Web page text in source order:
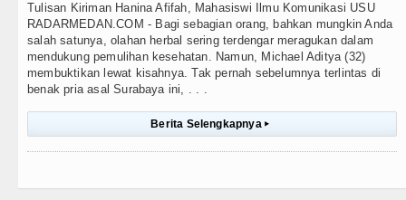
Tulisan Kiriman Hanina Afifah, Mahasiswi Ilmu Komunikasi USU
RADARMEDAN.COM - Bagi sebagian orang, bahkan mungkin Anda
salah satunya, olahan herbal sering terdengar meragukan dalam
mendukung pemulihan kesehatan. Namun, Michael Aditya (32)
membuktikan lewat kisahnya. Tak pernah sebelumnya terlintas di
benak pria asal Surabaya ini, . . .
Berita Selengkapnya ▸